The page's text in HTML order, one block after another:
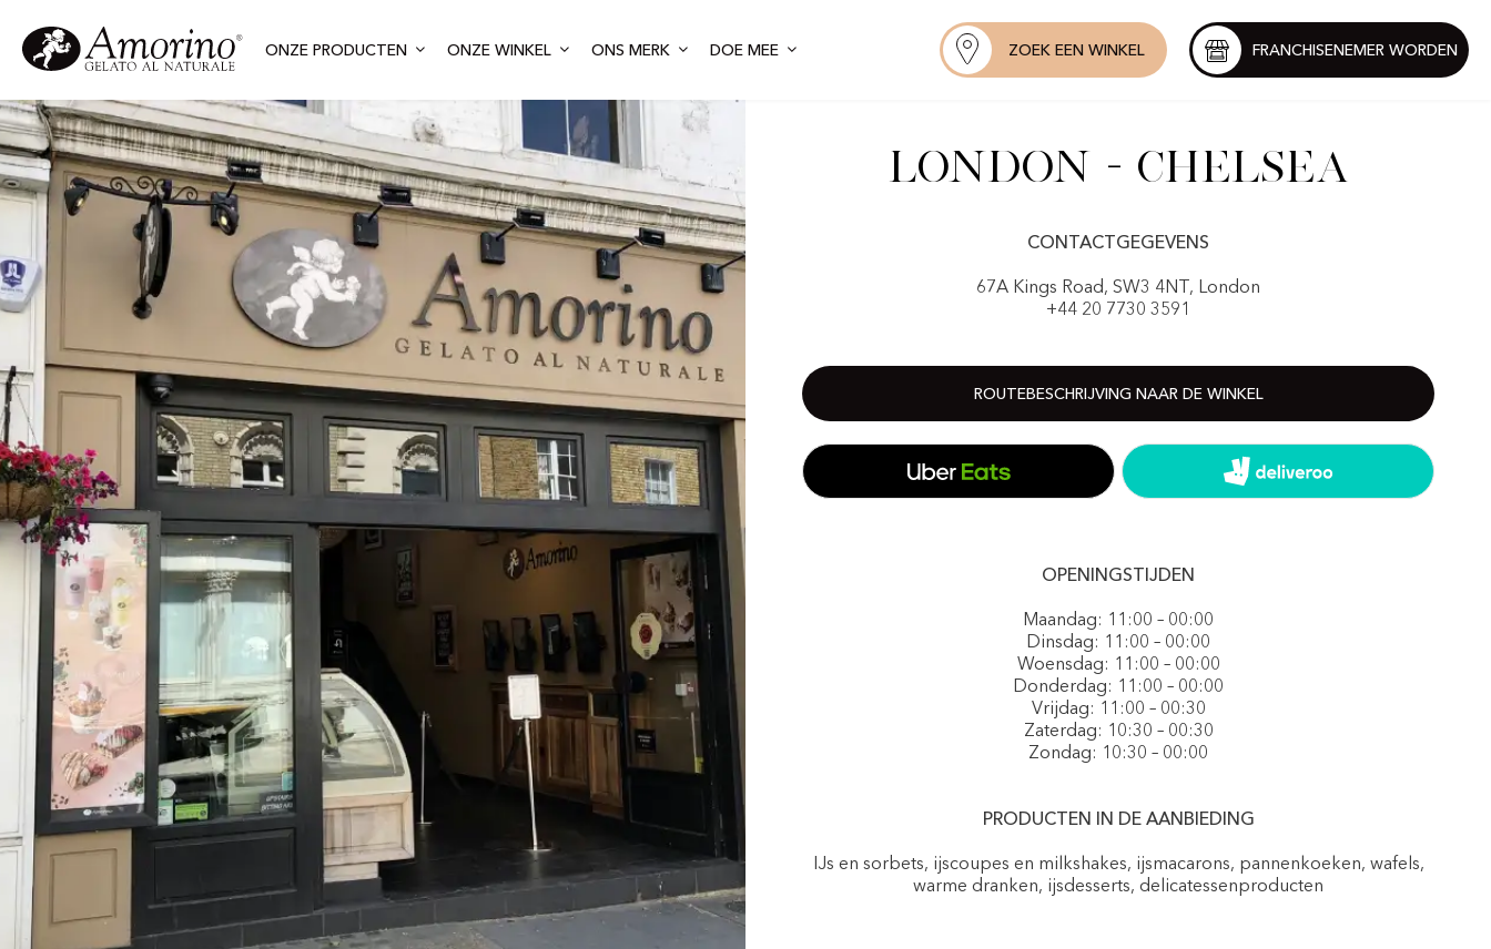
ONZE PRODUCTEN ONZE WINKEL ONS MERK DOE MEE ZOEK EEN WINKEL FRANCHISENEMER WORDEN
London - Chelsea
CONTACTGEGEVENS
67A Kings Road, SW3 4NT, London
+44 20 7730 3591
ROUTEBESCHRIJVING NAAR DE WINKEL
OPENINGSTIJDEN
Maandag: 11:00 – 00:00
Dinsdag: 11:00 – 00:00
Woensdag: 11:00 – 00:00
Donderdag: 11:00 – 00:00
Vrijdag: 11:00 – 00:30
Zaterdag: 10:30 – 00:30
Zondag: 10:30 – 00:00
PRODUCTEN IN DE AANBIEDING
IJs en sorbets, ijscoupes en milkshakes, ijsmacarons, pannenkoeken, wafels,
warme dranken, ijsdesserts, delicatessenproducten